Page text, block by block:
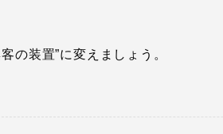
の装置”に変えましょう。